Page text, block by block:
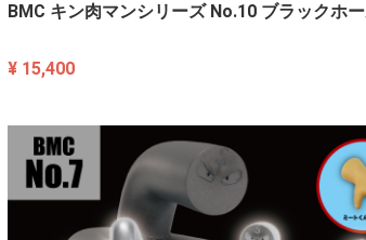
BMC キン肉マンシリーズ No.10 ブラックホ
¥ 15,400